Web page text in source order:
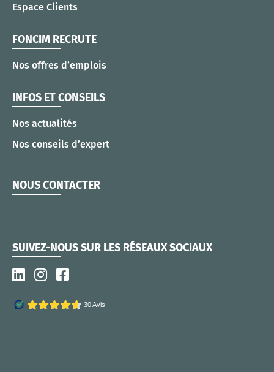
Espace Clients
FONCIM RECRUTE
Nos offres d’emplois
INFOS ET CONSEILS
Nos actualités
Nos conseils d’expert
NOUS CONTACTER
SUIVEZ-NOUS SUR LES RÉSEAUX SOCIAUX